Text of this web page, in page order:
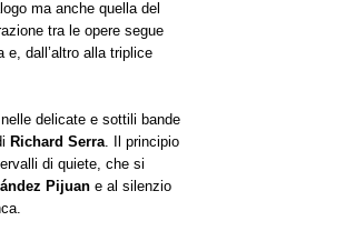
ma anche quella del
tra le opere segue
e, dall’altro alla triplice
delicate e sottili bande
Richard Serra. Il principio
di quiete, che si
Pijuan e al silenzio